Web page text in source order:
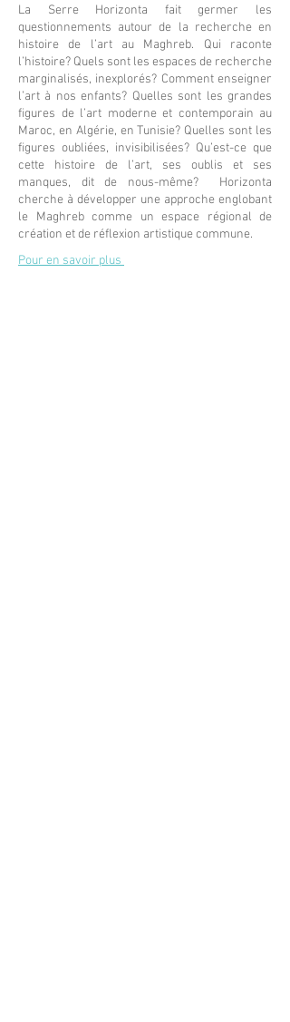
La Serre Horizonta fait germer les
questionnements autour de la recherche en
histoire de l’art au Maghreb. Qui raconte
l’histoire? Quels sont les espaces de recherche
marginalisés, inexplorés? Comment enseigner
l’art à nos enfants? Quelles sont les grandes
figures de l’art moderne et contemporain au
Maroc, en Algérie, en Tunisie? Quelles sont les
figures oubliées, invisibilisées? Qu’est-ce que
cette histoire de l’art, ses oublis et ses
manques, dit de nous-même? Horizonta
cherche à développer une approche englobant
le Maghreb comme un espace régional de
création et de réflexion artistique commune.
Pour en savoir plus